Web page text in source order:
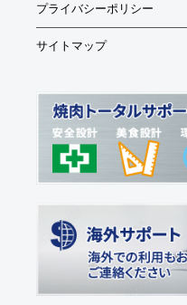
プライバシーポリシー
サイトマップ